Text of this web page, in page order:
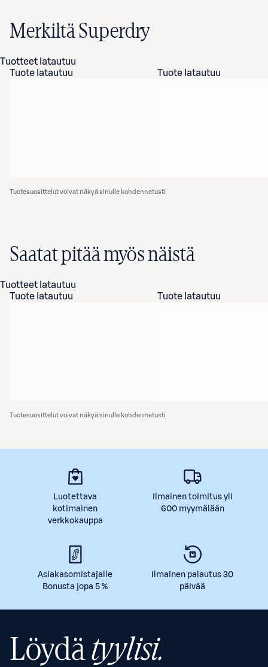
Merkiltä Superdry
Tuotteet latautuu
Tuote latautuu
Tuote latautuu
Tuotesuosittelut voivat näkyä sinulle kohdennetusti
Saatat pitää myös näistä
Tuotteet latautuu
Tuote latautuu
Tuote latautuu
Tuotesuosittelut voivat näkyä sinulle kohdennetusti
Luotettava
kotimainen
verkkokauppa
Ilmainen toimitus yli
600 myymälään
Asiakasomistajalle
Bonusta jopa 5 %
Ilmainen palautus 30
päivää
Löydätyylisi.